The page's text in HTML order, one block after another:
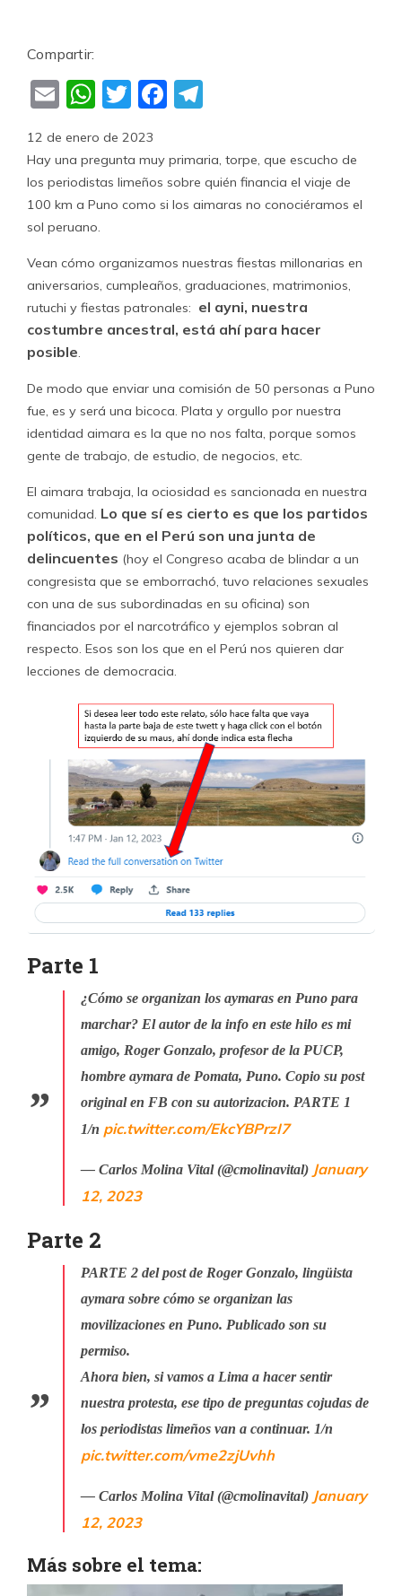
Compartir:
EmailWhatsApp
TwitterFacebook
12 de enero de 2023
Hay una pregunta muy primaria, torpe, que escucho de
los periodistas limeños sobre quién financia el viaje de
100 km a Puno como si los aimaras no conociéramos el
sol peruano.
Vean cómo organizamos nuestras fiestas millonarias en
aniversarios, cumpleaños, graduaciones, matrimonios,
rutuchi y fiestas patronales: el ayni, nuestra
costumbre ancestral, está ahí para hacer
posible
De modo que enviar una comisión de 50 personas a Puno
fue, es y será una bicoca. Plata y orgullo por nuestra
identidad aimara es la que no nos falta, porque somos
gente de trabajo, de estudio, de negocios, etc.
El aimara trabaja, la ociosidad es sancionada en nuestra
comunidad. Lo que sí es cierto es que los partidos
políticos, que en el Perú son una junta de
delincuentes (hoy el Congreso acaba de blindar a un
congresista que se emborrachó, tuvo relaciones sexuales
con una de sus subordinadas en su oficina) son
financiados por el narcotráfico y ejemplos sobran al
respecto. Esos son los que en el Perú nos quieren dar
lecciones de democracia.
Parte 1
¿Cómo se organizan los aymaras en Puno para
marchar? El autor de la info en este hilo es mi
amigo, Roger Gonzalo, profesor de la PUCP,
hombre aymara de Pomata, Puno. Copio su post
original en FB con su autorizacion. PARTE 1
1/n pic.twitter.com/EkcYBPrzI7
— Carlos Molina Vital (@cmolinavital) January
12, 2023
Parte 2
PARTE 2 del post de Roger Gonzalo, lingüista
aymara sobre cómo se organizan las
movilizaciones en Puno. Publicado son su
permiso.
Ahora bien, si vamos a Lima a hacer sentir
nuestra protesta, ese tipo de preguntas cojudas de
los periodistas limeños van a continuar. 1/n
pic.twitter.com/vme2zjUvhh
— Carlos Molina Vital (@cmolinavital) January
12, 2023
Más sobre el tema: